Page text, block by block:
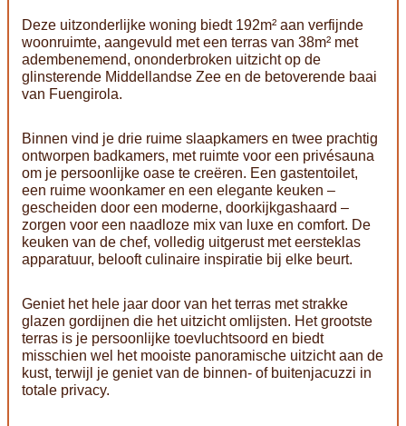
Deze uitzonderlijke woning biedt 192m² aan verfijnde
woonruimte, aangevuld met een terras van 38m² met
adembenemend, ononderbroken uitzicht op de
glinsterende Middellandse Zee en de betoverende baai
van Fuengirola.
Binnen vind je drie ruime slaapkamers en twee prachtig
ontworpen badkamers, met ruimte voor een privésauna
om je persoonlijke oase te creëren. Een gastentoilet,
een ruime woonkamer en een elegante keuken –
gescheiden door een moderne, doorkijkgashaard –
zorgen voor een naadloze mix van luxe en comfort. De
keuken van de chef, volledig uitgerust met eersteklas
apparatuur, belooft culinaire inspiratie bij elke beurt.
Geniet het hele jaar door van het terras met strakke
glazen gordijnen die het uitzicht omlijsten. Het grootste
terras is je persoonlijke toevluchtsoord en biedt
misschien wel het mooiste panoramische uitzicht aan de
kust, terwijl je geniet van de binnen- of buitenjacuzzi in
totale privacy.